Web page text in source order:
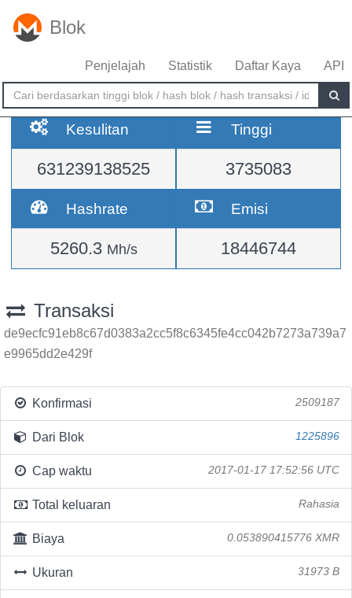
Blok
Penjelajah Statistik Daftar Kaya API
Kesulitan
631239138525
Tinggi
3735083
Hashrate
5260.3 Mh/s
Emisi
18446744
Transaksi
de9ecfc91eb8c67d0383a2cc5f8c6345fe4cc042b7273a739a7
e9965dd2e429f
Konfirmasi 2509187
Dari Blok 1225896
Cap waktu 2017-01-17 17:52:56 UTC
Total keluaran Rahasia
Biaya 0.053890415776 XMR
Ukuran 31973 B